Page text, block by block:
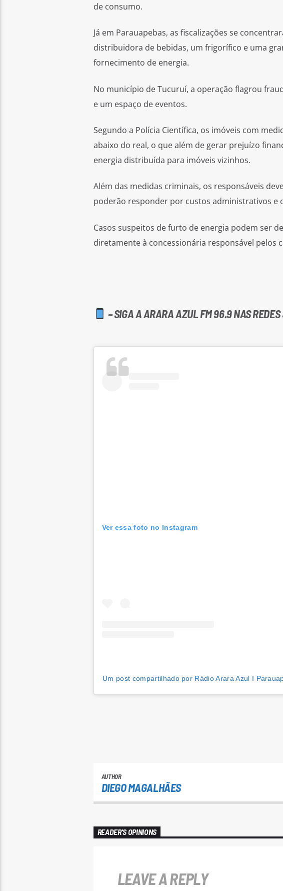
de consumo.
Já em Parauapebas, as fiscalizações se
distribuidora de bebidas, um frigorífico e uma
fornecimento de energia.
No município de Tucuruí, a operação flagrou
e um espaço de eventos.
Segundo a Polícia Científica, os imóveis com
abaixo do real, o que além de gerar prejuízo
energia distribuída para imóveis vizinhos.
Além das medidas criminais, os responsáveis
poderão responder por custos administrativos e
Casos suspeitos de furto de energia podem ser
diretamente à concessionária responsável pelos
– SIGA A ARARA AZUL FM 96.9 NAS REDES
Ver essa foto no Instagram
Um post compartilhado por Rádio Arara Azul I
AUTHOR
DIEGO MAGALHÃES
READER'S OPINIONS
LEAVE A REPLY